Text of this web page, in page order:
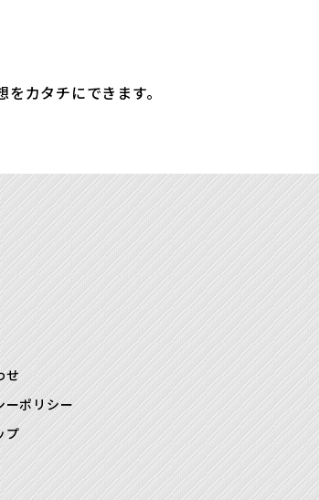
カタチにできます。
せ
ーポリシー
プ